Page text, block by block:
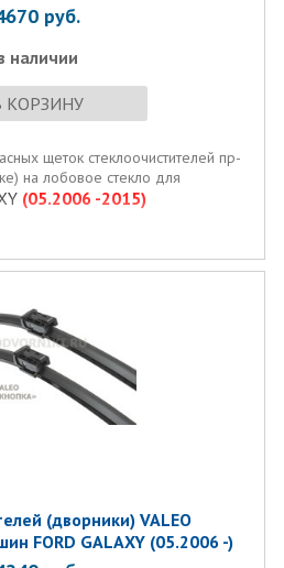
руб.
наличии
КОРЗИНУ
щеток стеклоочистителей пр-
на лобовое стекло для
(05.2006 -2015)
(дворники) VALEO
FORD GALAXY (05.2006 -)